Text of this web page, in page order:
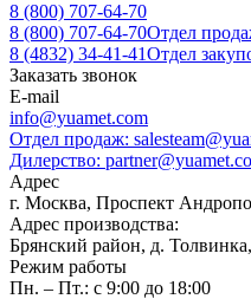
8 (800) 707-64-70
8 (800) 707-64-70Отдел
8 (4832) 34-41-41Отдел
Заказать звонок
E-mail
info@yuamet.com
Отдел продаж:
Дилерство:
Адрес
г. Москва, Проспект
Адрес производства:
Брянский район, д.
Режим работы
Пн. – Пт.: с 9:00 до 18:00